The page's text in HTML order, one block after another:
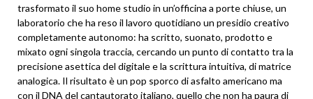
trasformato il suo home studio in un’officina a porte chiuse, un
laboratorio che ha reso il lavoro quotidiano un presidio creativo
completamente autonomo: ha scritto, suonato, prodotto e
mixato ogni singola traccia, cercando un punto di contatto tra la
precisione asettica del digitale e la scrittura intuitiva, di matrice
analogica. Il risultato è un pop sporco di asfalto americano ma
con il DNA del cantautorato italiano, quello che non ha paura di